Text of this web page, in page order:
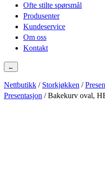
Ofte stilte spørsmål
Produsenter
Kundeservice
Om oss
Kontakt
←
Nettbutikk / Storkjøkken /
Presentasjon / Bakekurv oval,